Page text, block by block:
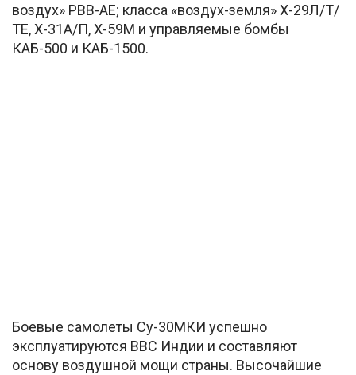
воздух» РВВ-АЕ; класса «воздух-земля» Х-29Л/Т/
ТЕ, Х-31А/П, Х-59М и управляемые бомбы
КАБ-500 и КАБ-1500.
Боевые самолеты Су-30МКИ успешно
эксплуатируются ВВС Индии и составляют
основу воздушной мощи страны. Высочайшие